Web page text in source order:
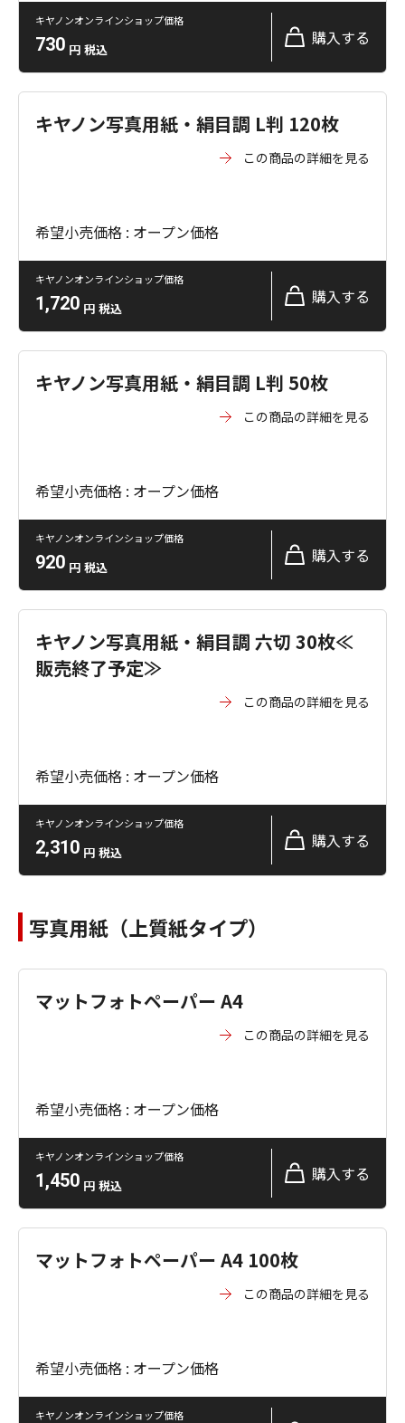
キヤノンオンラインショップ価格
730 円 税込
購入する
キヤノン写真用紙・絹目調 L判 120枚
この商品の詳細を見る
希望小売価格 : オープン価格
キヤノンオンラインショップ価格
1,720 円 税込
購入する
キヤノン写真用紙・絹目調 L判 50枚
この商品の詳細を見る
希望小売価格 : オープン価格
キヤノンオンラインショップ価格
920 円 税込
購入する
キヤノン写真用紙・絹目調 六切 30枚≪
販売終了予定≫
この商品の詳細を見る
希望小売価格 : オープン価格
キヤノンオンラインショップ価格
2,310 円 税込
購入する
写真用紙（上質紙タイプ）
マットフォトペーパー A4
この商品の詳細を見る
希望小売価格 : オープン価格
キヤノンオンラインショップ価格
1,450 円 税込
購入する
マットフォトペーパー A4 100枚
この商品の詳細を見る
希望小売価格 : オープン価格
キヤノンオンラインショップ価格